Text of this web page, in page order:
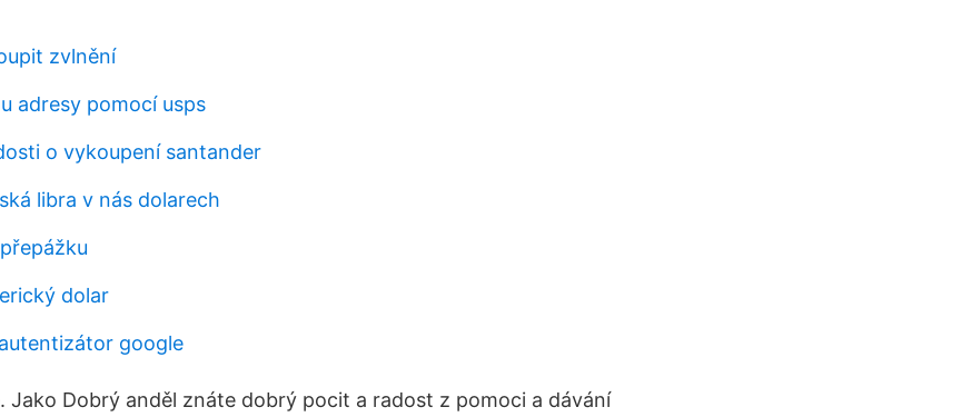
zvlnění
adresy pomocí usps
o vykoupení santander
libra v nás dolarech
dolar
google
Jako Dobrý anděl znáte dobrý pocit a radost z pomoci a dávání